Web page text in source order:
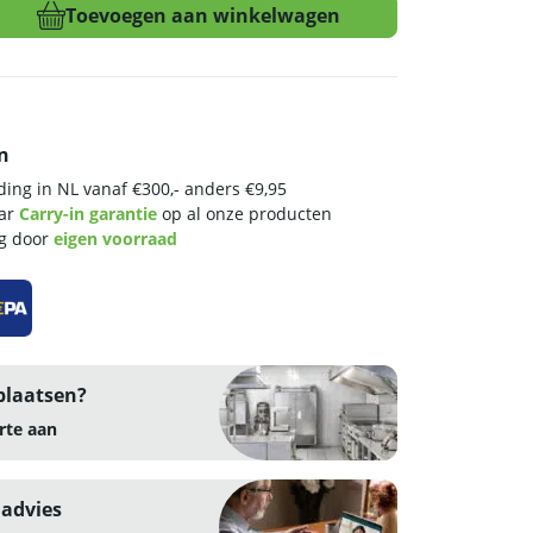
Toevoegen aan winkelwagen
in NL vanaf €300,- anders €9,95
Carry-in garantie op al onze producten
door eigen voorraad
aan